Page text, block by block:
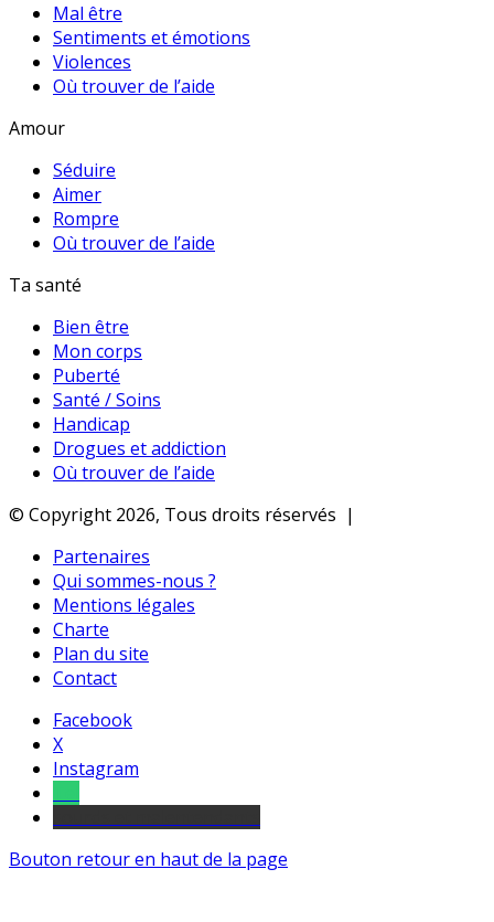
Mal être
Sentiments et émotions
Violences
Où trouver de l’aide
Amour
Séduire
Aimer
Rompre
Où trouver de l’aide
Ta santé
Bien être
Mon corps
Puberté
Santé / Soins
Handicap
Drogues et addiction
Où trouver de l’aide
© Copyright 2026, Tous droits réservés |
Partenaires
Qui sommes-nous ?
Mentions légales
Charte
Plan du site
Contact
Facebook
X
Instagram
Bouton retour en haut de la page